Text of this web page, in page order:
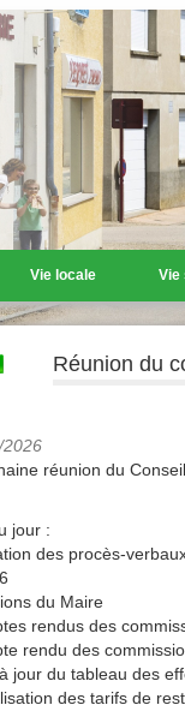
Vie locale Vie
Réunion du
2026
réunion du
jour :
des procès-
du Maire
rendus des
rendu des
jour du tableau des
des tarifs de